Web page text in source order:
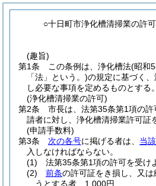
○十日町市浄化槽清掃業の許
(趣旨)
第1条
この条例は、浄化槽法(昭和
「法」という。)の規定に基づく
し必要な事項を定めるものとする。
(浄化槽清掃業の許可)
第2条
市長は、法第35条第1項の
請者に対し、浄化槽清掃業許可証
(申請手数料)
第3条
次の各号に掲げる者は、 当
入しなければならない。
(1)
法第35条第1項の許可を受
(2)
前条の許可証をき損し、又
うとする者 1,000円